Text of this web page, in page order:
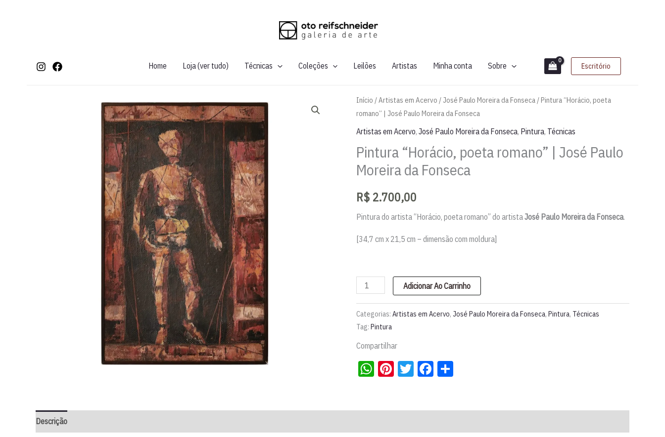
Home Loja (ver tudo) Técnicas Coleções Leilões Artistas Minha conta Sobre Escritório
Início /Artistas em Acervo / José Paulo Moreira da Fonseca / Pintura “Horácio, poeta
romano” | José Paulo Moreira da Fonseca
Artistas em Acervo, José Paulo Moreira da Fonseca, Pintura, Técnicas
Pintura “Horácio, poeta romano” | José Paulo
Moreira da Fonseca
R$ 2.700,00
Pintura do artista “Horácio, poeta romano” do artistaJosé Paulo Moreira da Fonseca.
[34,7 cm x 21,5 cm – dimensão com moldura]
Pintura
poeta
romano"
|
Paulo
Fonseca
Adicionar Ao Carrinho
Categorias: Artistas em Acervo, José Paulo Moreira da Fonseca, Pintura, Técnicas
Tag: Pintura
Compartilhar
WhatsApp
Pinterest
TwitterFacebook
Descrição